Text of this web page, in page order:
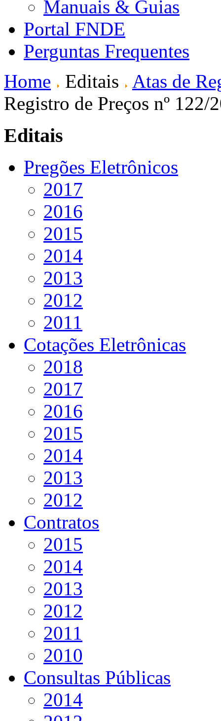
Manuais & Guias
Portal FNDE
Perguntas Frequentes
Home
Editais
Atas de
Registro de Preços nº 122/
Editais
Pregões Eletrônicos
2017
2016
2015
2014
2013
2012
2011
Cotações Eletrônicas
2018
2017
2016
2015
2014
2013
2012
Contratos
2015
2014
2013
2012
2011
2010
Consultas Públicas
2014